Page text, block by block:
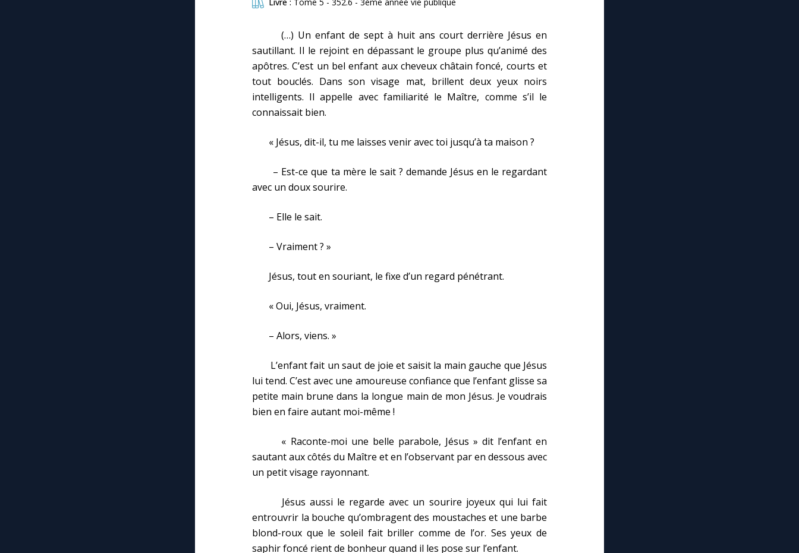
Livre : Tome 5 - 352.6 - 3ème année vie publique
(…) Un enfant de sept à huit ans court derrière Jésus en
sautillant. Il le rejoint en dépassant le groupe plus qu’animé des
apôtres. C’est un bel enfant aux cheveux châtain foncé, courts et
tout bouclés. Dans son visage mat, brillent deux yeux noirs
intelligents. Il appelle avec familiarité le Maître, comme s’il le
connaissait bien.
« Jésus, dit-il, tu me laisses venir avec toi jusqu’à ta maison ?
– Est-ce que ta mère le sait ? demande Jésus en le regardant
avec un doux sourire.
– Elle le sait.
– Vraiment ? »
Jésus, tout en souriant, le fixe d’un regard pénétrant.
« Oui, Jésus, vraiment.
– Alors, viens. »
L’enfant fait un saut de joie et saisit la main gauche que Jésus
lui tend. C’est avec une amoureuse confiance que l’enfant glisse sa
petite main brune dans la longue main de mon Jésus. Je voudrais
bien en faire autant moi-même !
« Raconte-moi une belle parabole, Jésus » dit l’enfant en
sautant aux côtés du Maître et en l’observant par en dessous avec
un petit visage rayonnant.
Jésus aussi le regarde avec un sourire joyeux qui lui fait
entrouvrir la bouche qu’ombragent des moustaches et une barbe
blond-roux que le soleil fait briller comme de l’or. Ses yeux de
saphir foncé rient de bonheur quand il les pose sur l’enfant.